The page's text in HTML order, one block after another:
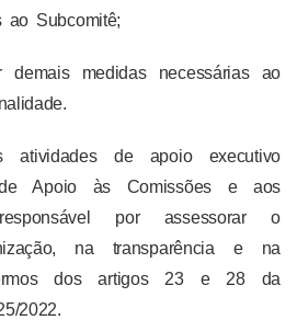
ao Subcomitê;
demais medidas necessárias ao
atividades de apoio executivo
Apoio às Comissões e aos
por assessorar o
na transparência e na
dos artigos 23 e 28 da
2022.